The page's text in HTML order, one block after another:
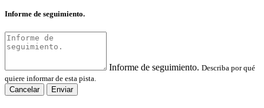
Informe de seguimiento.
Informe de seguimiento. Describa por qué
quiere informar de esta pista.
Cancelar
Enviar